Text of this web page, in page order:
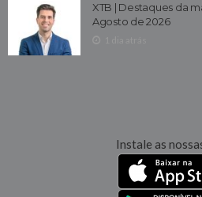
XTB | Destaques da
Agosto de 2026
Instale as